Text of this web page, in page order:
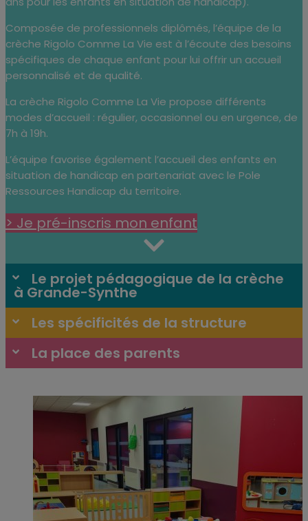
Composée de professionnels diplômés, l’équipe de la
crèche Rigolo Comme La Vie est à l’écoute des besoins
spécifiques de chaque enfant pour lui offrir un accueil
personnalisé et de qualité.
La crèche Rigolo Comme La Vie propose différents
modes d’accueil : régulier, occasionnel ou en urgence, de
7h à 19h.
L’équipe favorise également l’accueil des enfants en
situation de handicap en partenariat avec le Pole
Ressources Handicap du territoire.
> Je pré-inscris mon enfant
Le projet pédagogique de la crèche
à Grande-Synthe
Les spécificités de la structure
La place des parents